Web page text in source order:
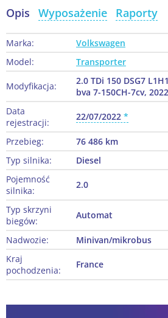
Opis Wyposażenie Raporty
Marka:
Volkswagen
Model:
Transporter
Modyfikacja:
2.0 TDi 150 DSG7
bva 7-150CH-7cv, 2022
Data
rejestracji:
22/07/2022
Przebieg:
76 486 km
Typ silnika:
Diesel
Pojemność
silnika:
2.0
Typ skrzyni
biegów:
Automat
Nadwozie:
Minivan/mikrobus
Kraj
pochodzenia:
France